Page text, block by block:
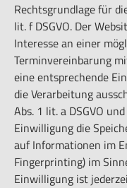
Rechtsgrundlage für
lit. f DSGVO. Der
Interesse an einer
Terminvereinbarung
eine entsprechende
die Verarbeitung
Abs. 1 lit. a DSGVO
Einwilligung die
auf Informationen im
Fingerprinting) im
Einwilligung ist